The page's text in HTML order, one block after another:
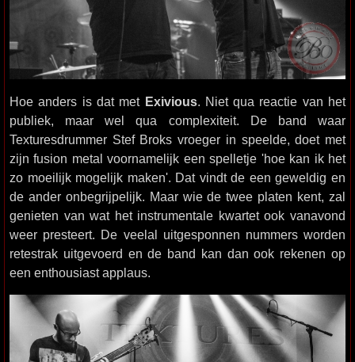
Hoe anders is dat met Exivious. Niet qua reactie van het
publiek, maar wel qua complexiteit. De band waar
Texturesdrummer Stef Broks vroeger in speelde, doet met
zijn fusion metal voornamelijk een spelletje 'hoe kan ik het
zo moeilijk mogelijk maken'. Dat vindt de een geweldig en
de ander onbegrijpelijk. Maar wie de twee platen kent, zal
genieten van wat het instrumentale kwartet ook vanavond
weer presteert. De veelal uitgesponnen nummers worden
retestrak uitgevoerd en de band kan dan ook rekenen op
een enthousiast applaus.